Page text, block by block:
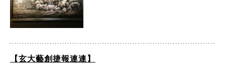
【玄大藝創捷報連連】